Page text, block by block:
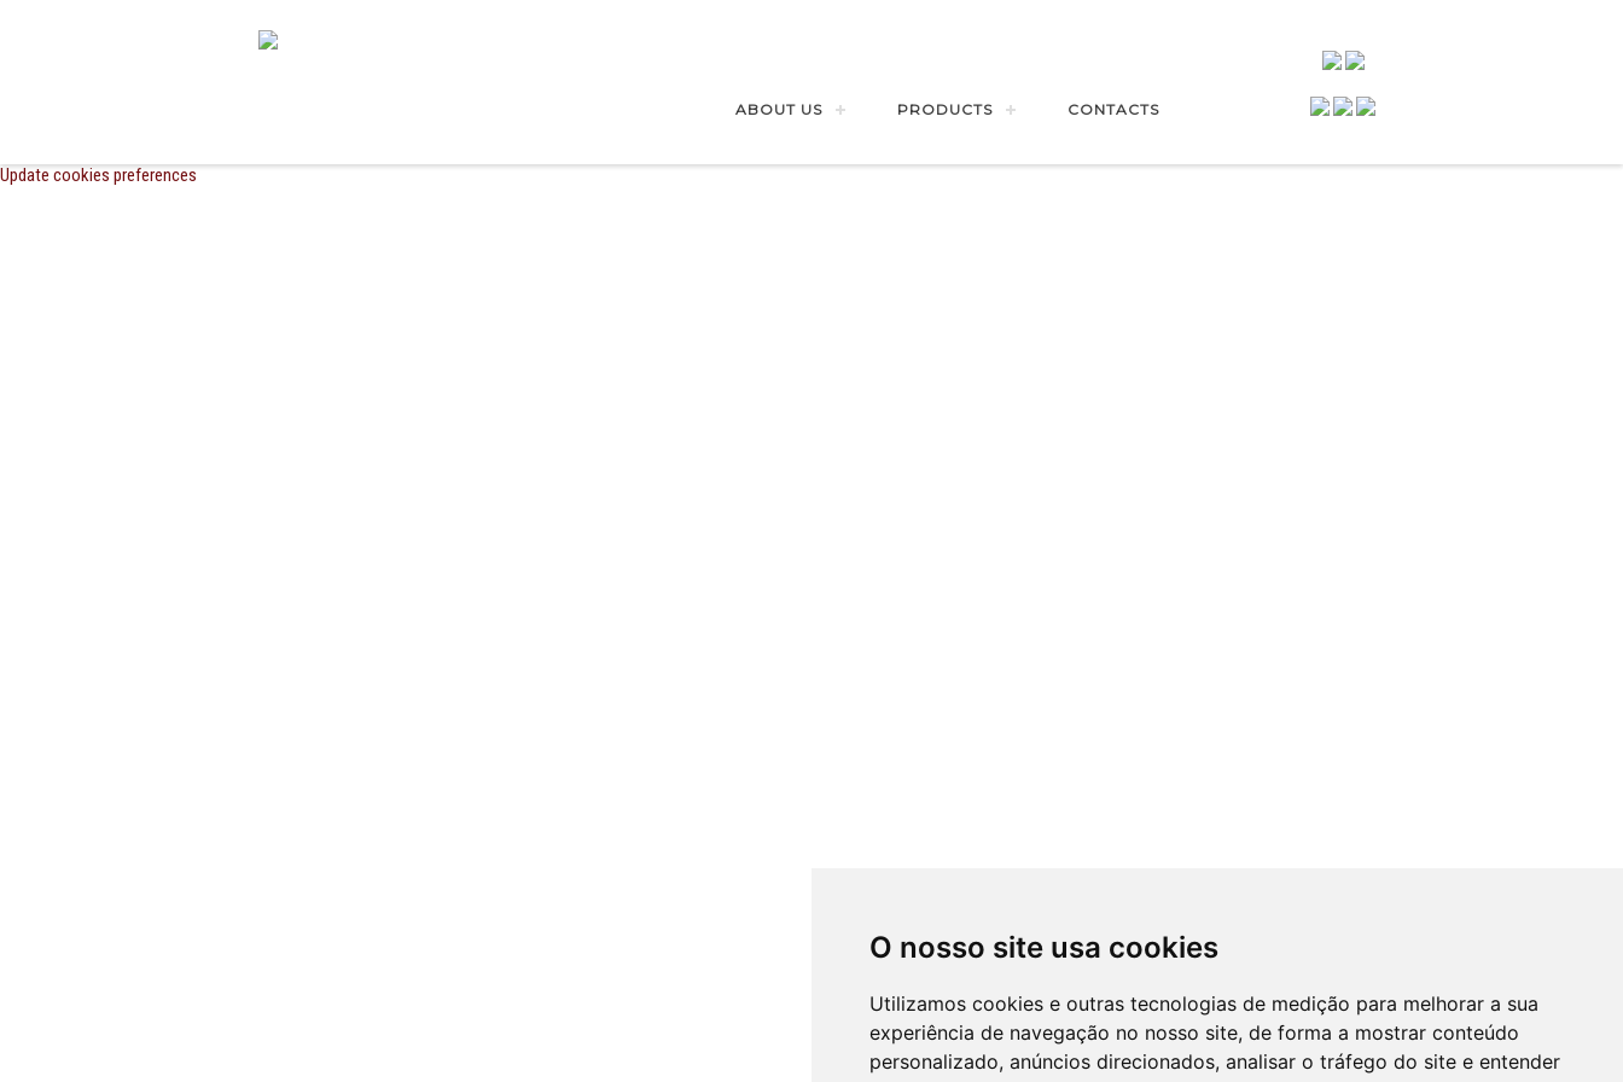
O nosso site usa cookies
Utilizamos cookies e outras tecnologias de medição para melhorar a sua
experiência de navegação no nosso site, de forma a mostrar conteúdo
personalizado, anúncios direcionados, analisar o tráfego do site e entender
ABOUT US PRODUCTS CONTACTS
Update cookies preferences